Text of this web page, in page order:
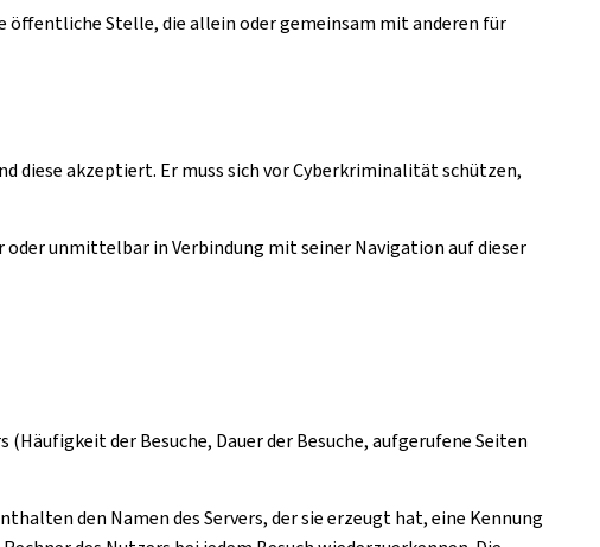
öffentliche Stelle, die allein oder gemeinsam mit anderen für
diese akzeptiert. Er muss sich vor Cyberkriminalität schützen,
unmittelbar in Verbindung mit seiner Navigation auf dieser
der Besuche, Dauer der Besuche, aufgerufene Seiten
den Namen des Servers, der sie erzeugt hat, eine Kennung